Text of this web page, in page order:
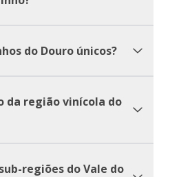
do Douro únicos?
da região vinícola do
regiões do Vale do